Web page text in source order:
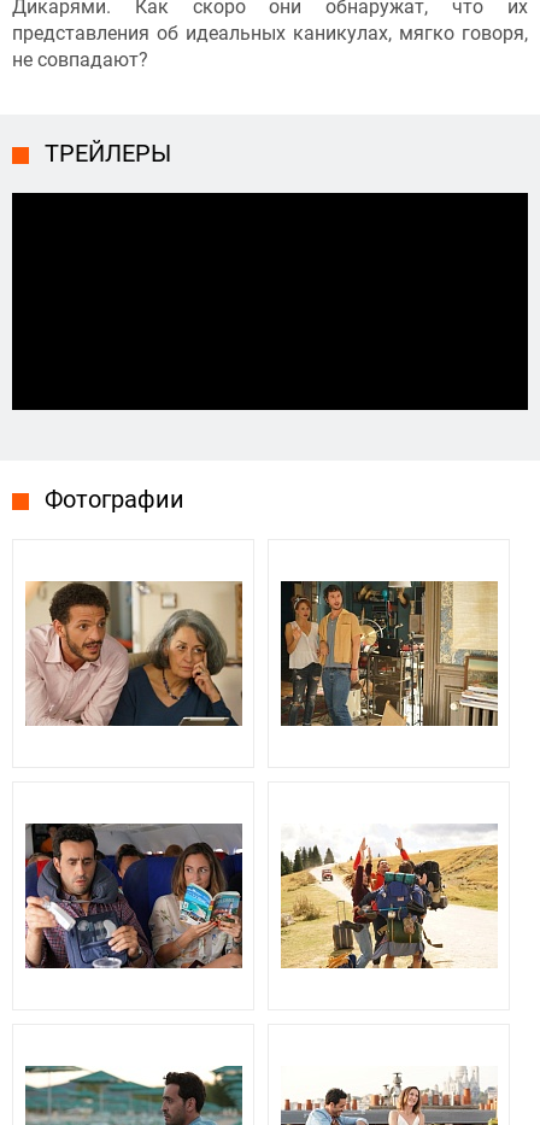
Дикарями. Как скоро они обнаружат, что их
представления об идеальных каникулах, мягко говоря,
не совпадают?
ТРЕЙЛЕРЫ
Фотографии